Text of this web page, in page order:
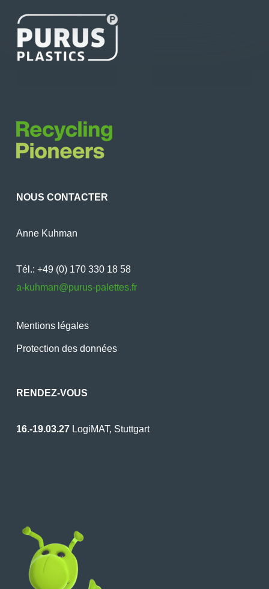
NOUS CONTACTER
Anne Kuhman
Tél.: +49 (0) 170 330 18 58
a-kuhman@purus-palettes.fr
Mentions légales
Protection des données
RENDEZ-VOUS
16.-19.03.27LogiMAT, Stuttgart